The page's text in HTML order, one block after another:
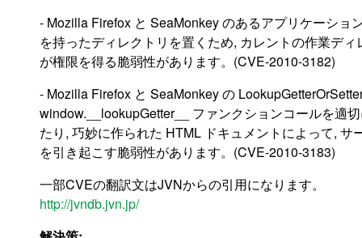
- Mozilla Firefox と SeaMonkey のあるアプリケーショ
を持ったディレクトリを置くため, カレントの作業デ
が権限を得る脆弱性があります。(CVE-2010-3182)
- Mozilla Firefox と SeaMonkey の
window.__lookupGetter__ ファンクションコールを適
たり, 巧妙に作られた HTML ドキュメントによって,
を引き起こす脆弱性があります。(CVE-2010-3183)
一部CVEの翻訳文はJVNからの引用になります。
http://jvndb.jvn.jp/